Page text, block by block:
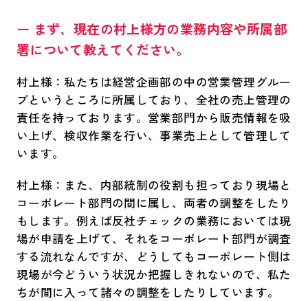
ー まず、現在の村上様方の業務内容や所属部
署について教えてください。
村上様：私たちは経営企画部の中の営業管理グルー
プというところに所属しており、全社の売上管理の
責任を持っております。営業部門から販売情報を吸
い上げ、検収作業を行い、事業売上として管理して
います。
村上様：また、内部統制の役割も担っており現場と
コーポレート部門の間に属し、両者の調整をしたり
もします。例えば反社チェックの業務においては現
場が申請を上げて、それをコーポレート部門が調査
する流れなんですが、どうしてもコーポレート側は
現場が今どういう状況か把握しきれないので、私た
ちが間に入って諸々の調整をしたりしています。